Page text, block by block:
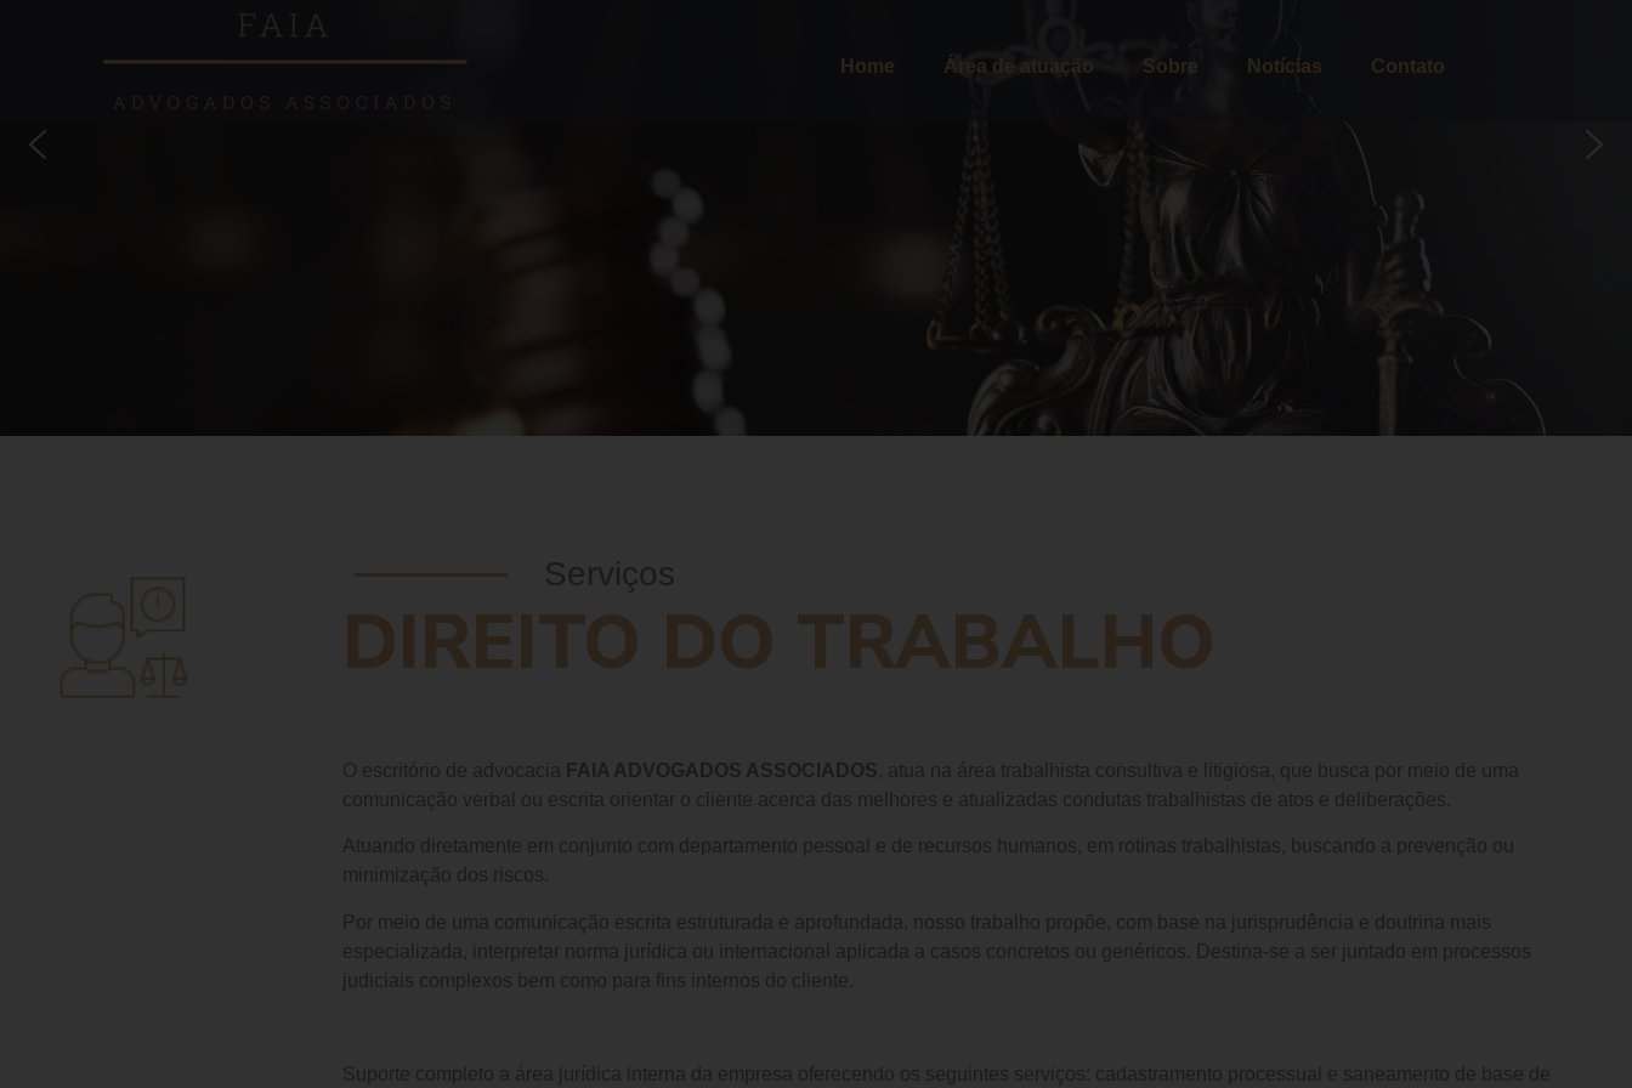
Home Área de atuação Sobre Notícias Contato
Serviços
DIREITO DO TRABALHO
O escritório de advocacia FAIA ADVOGADOS ASSOCIADOS, atua na área trabalhista consultiva e litigiosa, que busca por meio de uma
comunicação verbal ou escrita orientar o cliente acerca das melhores e atualizadas condutas trabalhistas de atos e deliberações.
Atuando diretamente em conjunto com departamento pessoal e de recursos humanos, em rotinas trabalhistas, buscando a prevenção ou
minimização dos riscos.
Por meio de uma comunicação escrita estruturada e aprofundada, nosso trabalho propõe, com base na jurisprudência e doutrina mais
especializada, interpretar norma jurídica ou internacional aplicada a casos concretos ou genéricos. Destina-se a ser juntado em processos
judiciais complexos bem como para fins internos do cliente.
Suporte completo a área jurídica interna da empresa oferecendo os seguintes serviços: cadastramento processual e saneamento de base de